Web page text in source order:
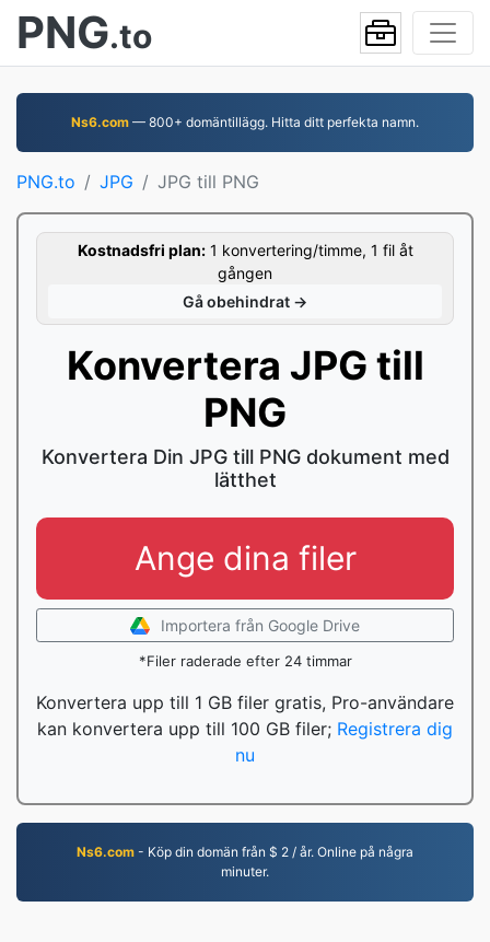
PNG.to
Ns6.com — 800+ domäntillägg. Hitta ditt perfekta namn.
PNG.to JPG JPG till PNG
Kostnadsfri plan:1 konvertering/timme, 1 fil åt
gången
Gå obehindrat →
Konvertera JPG till
PNG
Konvertera Din JPG till PNG dokument med
lätthet
Ange dina filer
Importera från Google Drive
*Filer raderade efter 24 timmar
Konvertera upp till 1 GB filer gratis, Pro-användare
kan konvertera upp till 100 GB filer; Registrera dig
nu
Ns6.com - Köp din domän från $ 2 / år. Online på några
minuter.